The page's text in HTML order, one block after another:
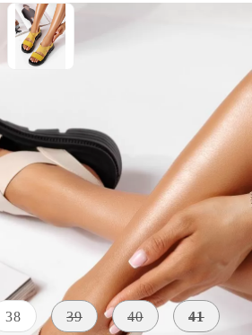
Méret útmutató
38 39 40 41